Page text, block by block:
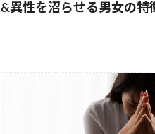
&異性を沼らせる男女の特